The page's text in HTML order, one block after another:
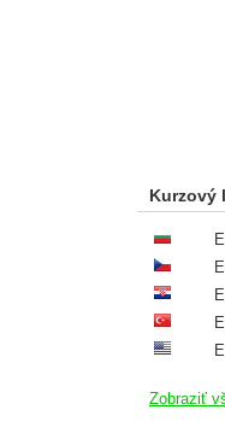
Kurzový
Zobraziť